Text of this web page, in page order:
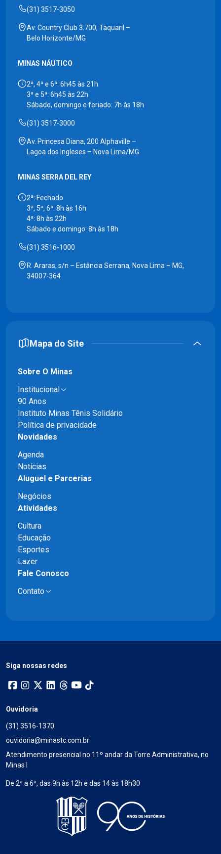
(31) 3517-3050
Av. Country Club 3.700, Taquaril –
Belo Horizonte/MG
MINAS NÁUTICO
2ª, 4ª e 6ª: 6h45 às 21h
3ª e 5ª: 6h45 às 22h
Sábado, domingo e feriado: 7h às 18h
(31) 3517-3000
Av. Princesa Diana, 200 Alphaville –
Lagoa dos Ingleses – Nova Lima/MG
MINAS SERRA DEL REY
2ª: Fechado
3ª, 5ª, 6ª: 8h às 16h
4ª: 8h às 22h
Sábado e domingo: 8h às 18h
(31) 3516-1000
R. Araras, s/n – Estância Serrana, Nova Lima – MG,
34007-364
Mapa do Site
Sobre O Minas
Institucional
90 Anos
Instituto Minas Tênis Solidário
Política de privacidade
Novidades
Agenda
Notícias
Aluguel e Parcerias
Negócios
Atividades
Cultura
Educação
Esportes
Lazer
Fale Conosco
Contato
Siga nossas redes
Ouvidoria
(31) 3516-1370
ouvidoria@minastc.com.br
Atendimento presencial no 11º andar da Torre Administrativa, no
Minas I
De 2ª a 6ª, das 9h às 12h e das 14 às 18h30